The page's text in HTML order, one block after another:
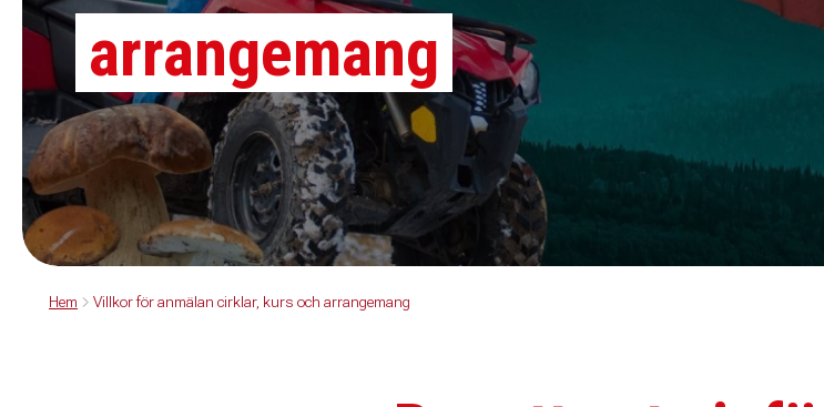
arrangemang
Hem Villkor för anmälan cirklar, kurs och arrangemang